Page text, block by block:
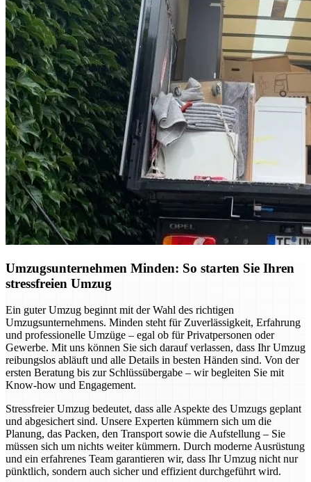
Umzugsunternehmen Minden: So starten Sie Ihren
stressfreien Umzug
Ein guter Umzug beginnt mit der Wahl des richtigen
Umzugsunternehmens. Minden steht für Zuverlässigkeit, Erfahrung
und professionelle Umzüge – egal ob für Privatpersonen oder
Gewerbe. Mit uns können Sie sich darauf verlassen, dass Ihr Umzug
reibungslos abläuft und alle Details in besten Händen sind. Von der
ersten Beratung bis zur Schlüssübergabe – wir begleiten Sie mit
Know-how und Engagement.
Stressfreier Umzug bedeutet, dass alle Aspekte des Umzugs geplant
und abgesichert sind. Unsere Experten kümmern sich um die
Planung, das Packen, den Transport sowie die Aufstellung – Sie
müssen sich um nichts weiter kümmern. Durch moderne Ausrüstung
und ein erfahrenes Team garantieren wir, dass Ihr Umzug nicht nur
pünktlich, sondern auch sicher und effizient durchgeführt wird.